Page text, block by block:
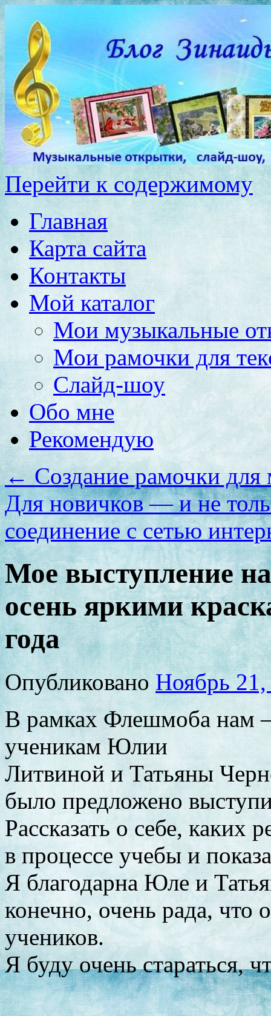
Перейти к содержимому
Главная
Карта сайта
Контакты
Мой каталог
Мои музыкальные
Мои рамочки для
Слайд-шоу
Обо мне
Рекомендую
← Создание рамочки
Для новичков — и не
соединение с сетью
Мое выступление
осень яркими
года
Опубликовано Ноябрь
В рамках Флешмоба нам
ученикам Юлии
Литвиной и Татьяны
было предложено
Рассказать о себе, каких
в процессе учебы и
Я благодарна Юле и
конечно, очень рада, что
учеников.
Я буду очень стараться,